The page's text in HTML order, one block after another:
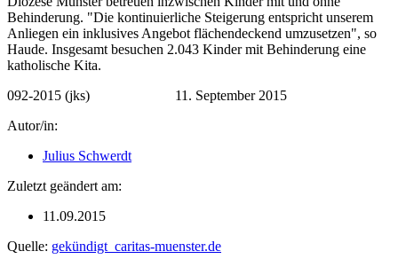
Behinderung. "Die kontinuierliche Steigerung entspricht unserem
Anliegen ein inklusives Angebot flächendeckend umzusetzen", so
Haude. Insgesamt besuchen 2.043 Kinder mit Behinderung eine
katholische Kita.
092-2015 (jks) 11. September 2015
Autor/in:
Julius Schwerdt
Zuletzt geändert am:
11.09.2015
Quelle: gekündigt_caritas-muenster.de